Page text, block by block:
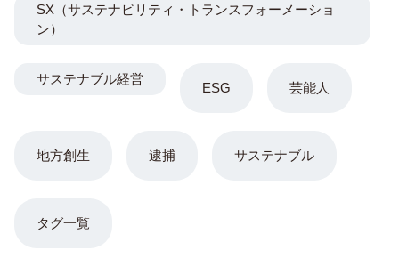
ESG 芸能人
地方創生 逮捕 サステナブル
SX（サステナビリティ・トランスフォーメーショ
ン）
サステナブル経営
タグ一覧